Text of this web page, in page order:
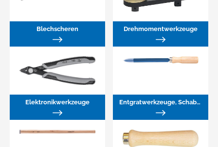
Blechscheren Drehmomentwerkzeuge
Elektronikwerkzeuge Entgratwerkzeuge, Schaber